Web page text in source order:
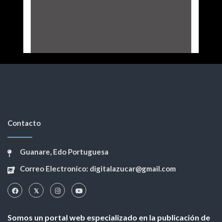
Contacto
Guanare, Edo Portuguesa
Correo Electronico: digitalazucar@gmail.com
Somos un portal web especializado en la publicación de